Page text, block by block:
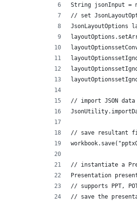
String jsonInput =
// set
JsonLayoutOptions
// import JSON
// save resultant
// instantiate a
Presentation
// supports PPT,
// save the